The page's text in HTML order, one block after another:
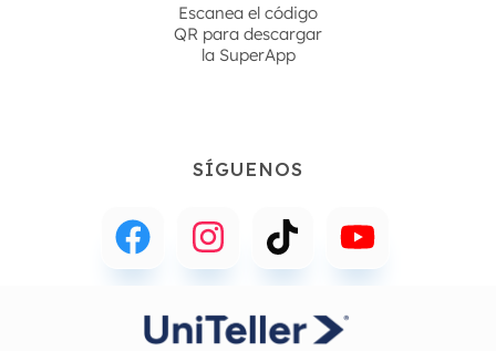
Escanea el código
QR para descargar
la SuperApp
SÍGUENOS